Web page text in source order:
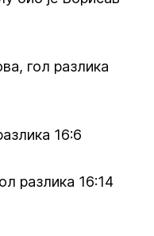
гол разлика
16:6
разлика 16:14